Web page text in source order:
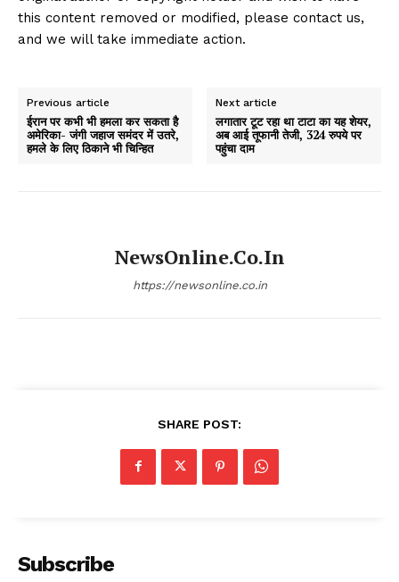
this content removed or modified, please contact us,
and we will take immediate action.
Previous article
ईरान पर कभी भी हमला कर सकता है
अमेरिका- जंगी जहाज समंदर में उतरे,
हमले के लिए ठिकाने भी चिन्हित
Next article
लगातार टूट रहा था टाटा का यह शेयर,
अब आई तूफानी तेजी, 324 रुपये पर
पहुंचा दाम
NewsOnline.co.in
https://newsonline.co.in
SHARE POST:
Subscribe